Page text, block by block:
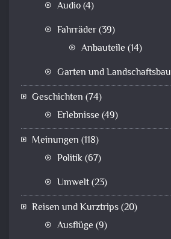
Audio(4)
Fahrräder(39)
Anbauteile (14)
Garten und Landschaftsbau
Geschichten (74)
Erlebnisse (49)
Meinungen (118)
Politik(67)
Umwelt(23)
Reisen und Kurztrips(20)
Ausflüge (9)